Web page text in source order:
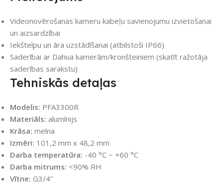
Videonovērošanas kameru kabeļu savienojumu izvietošanai
un aizsardzībai
Iekštelpu un āra uzstādīšanai (atbilstoši IP66)
Saderībai ar Dahua kamerām/kronšteiniem (skatīt ražotāja
saderības sarakstu)
Tehniskās detaļas
Modelis: PFA3300R
Materiāls: alumīnijs
Krāsa: melna
Izmēri: 101,2 mm x 48,2 mm
Darba temperatūra: -40 °C ~ +60 °C
Darba mitrums: <90% RH
Vītne: G3/4”